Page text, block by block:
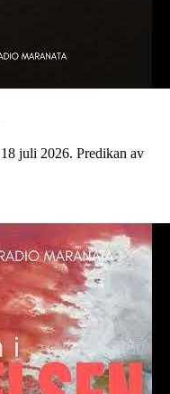
juli 2026. Predikan av